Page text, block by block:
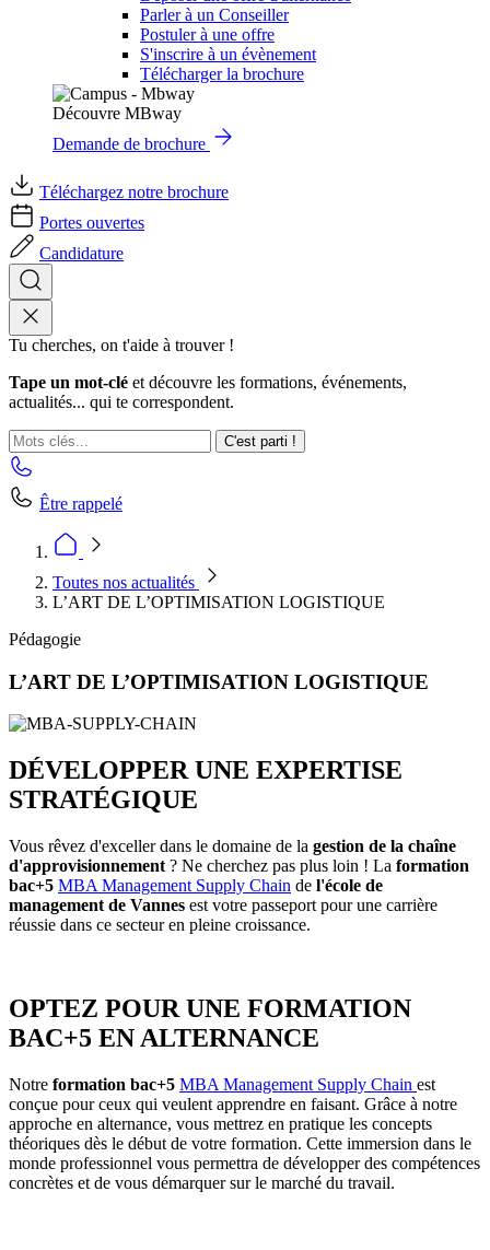
Parler à un Conseiller
Postuler à une offre
S'inscrire à un évènement
Télécharger la brochure
Découvre MBway
Demande de brochure
Téléchargez notre brochure
Portes ouvertes
Candidature
Tu cherches, on t'aide à trouver !
Tape un mot-clé et découvre les formations, événements,
actualités... qui te correspondent.
C'est parti !
Être rappelé
Toutes nos actualités
L’ART DE L’OPTIMISATION LOGISTIQUE
Pédagogie
L’ART DE L’OPTIMISATION LOGISTIQUE
DÉVELOPPER UNE EXPERTISE
STRATÉGIQUE
Vous rêvez d'exceller dans le domaine de la gestion de la chaîne
d'approvisionnement ? Ne cherchez pas plus loin ! La formation
bac+5 MBA Management Supply Chain de l'école de
management de Vannes est votre passeport pour une carrière
réussie dans ce secteur en pleine croissance.
OPTEZ POUR UNE FORMATION
BAC+5 EN ALTERNANCE
Notre formation bac+5 MBA Management Supply Chain est
conçue pour ceux qui veulent apprendre en faisant. Grâce à notre
approche en alternance, vous mettrez en pratique les concepts
théoriques dès le début de votre formation. Cette immersion dans le
monde professionnel vous permettra de développer des compétences
concrètes et de vous démarquer sur le marché du travail.